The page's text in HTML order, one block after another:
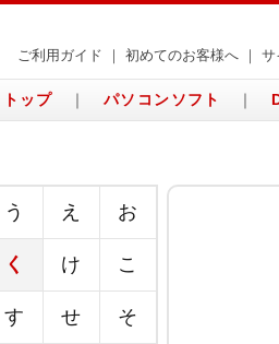
ご利用ガイド 初めてのお客様へ サ
トップ ｜ パソコンソフト ｜
う え お
く け こ
す せ そ